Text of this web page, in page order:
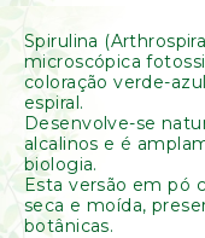
Óleos
Incensos
Difusores
Spirulina
microscópica
coloração verde-
espiral.
Desenvolve-se
alcalinos e é
biologia.
Esta versão em pó
seca e moída,
botânicas.